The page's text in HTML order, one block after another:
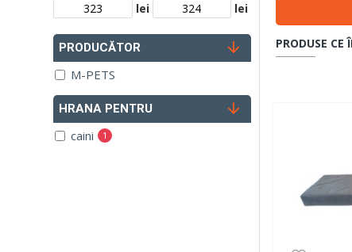
lei lei
PRODUCĂTOR
M-PETS
HRANA PENTRU
caini 1
PRODUSE CE